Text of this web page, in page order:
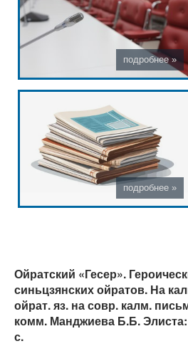
Ойратский «Гесер».
синьцзянских ойратов. На
ойрат. яз. на совр. калм.
комм. Манджиева Б.Б.
с.